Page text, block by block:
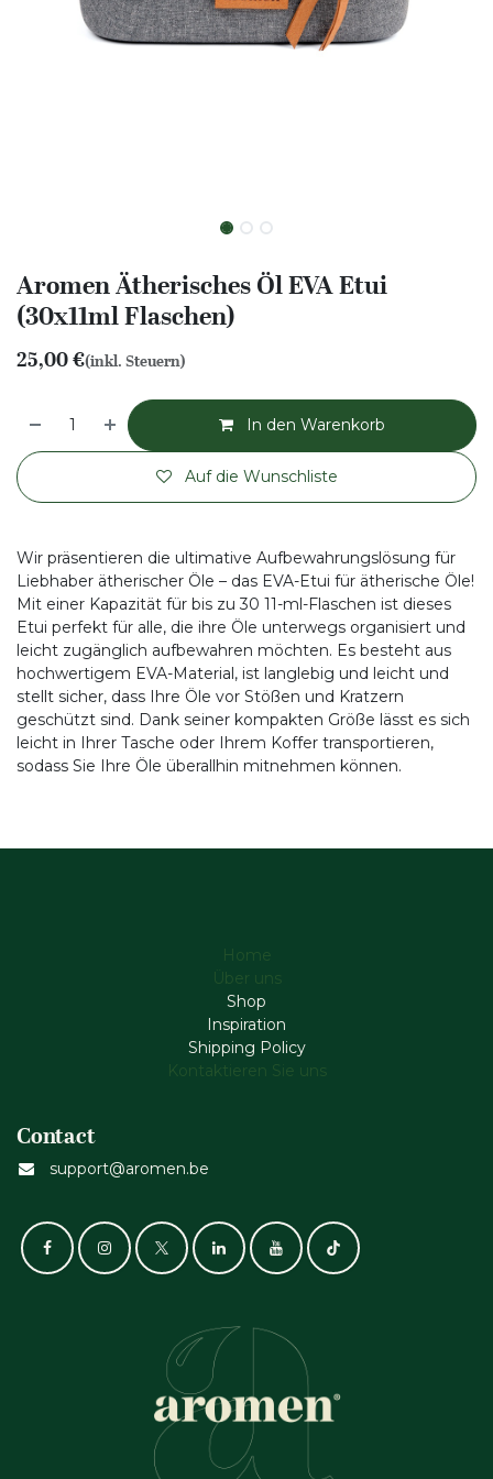
Aromen Ätherisches Öl EVA Etui
(30x11ml Flaschen)
25,00€(inkl. Steuern)
In den Warenkorb
Auf die Wunschliste
Wir präsentieren die ultimative Aufbewahrungslösung für
Liebhaber ätherischer Öle – das EVA-Etui für ätherische Öle!
Mit einer Kapazität für bis zu 30 11-ml-Flaschen ist dieses
Etui perfekt für alle, die ihre Öle unterwegs organisiert und
leicht zugänglich aufbewahren möchten. Es besteht aus
hochwertigem EVA-Material, ist langlebig und leicht und
stellt sicher, dass Ihre Öle vor Stößen und Kratzern
geschützt sind. Dank seiner kompakten Größe lässt es sich
leicht in Ihrer Tasche oder Ihrem Koffer transportieren,
sodass Sie Ihre Öle überallhin mitnehmen können.
Home
Über uns
Shop
Inspiration
Shipping Policy
Kontaktieren Sie uns
Contact
support@aromen.be